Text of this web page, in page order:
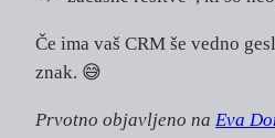
Če ima vaš CRM še vedno
znak. 😅
Prvotno objavljeno na Eva